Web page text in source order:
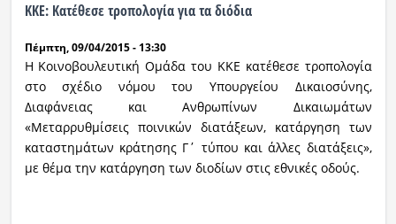
ΚΚΕ: Κατέθεσε τροπολογία για τα διόδια
Πέμπτη, 09/04/2015 - 13:30
Η Κοινοβουλευτική Ομάδα του ΚΚΕ κατέθεσε τροπολογία
στο σχέδιο νόμου του Υπουργείου Δικαιοσύνης,
Διαφάνειας και Ανθρωπίνων Δικαιωμάτων
«Μεταρρυθμίσεις ποινικών διατάξεων, κατάργηση των
καταστημάτων κράτησης Γ΄ τύπου και άλλες διατάξεις»,
με θέμα την κατάργηση των διοδίων στις εθνικές οδούς.